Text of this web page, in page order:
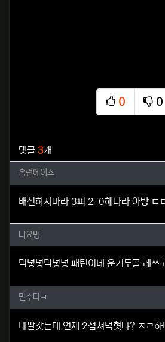
0
추천
0
비
댓글 3개
홈런에이스님의 댓글
홈런에이스
배신하지마라 3피 2-0해나라 아방 ㄷ
나요벙님의 댓글
나요벙
먹넣넣먹넣넣 패턴이네 운기두골 레쓰
민수다ㅋ님의 댓글
민수다ㅋ
네팔갓는데 언제 2점쳐먹혓냐? ㅈㄹ하